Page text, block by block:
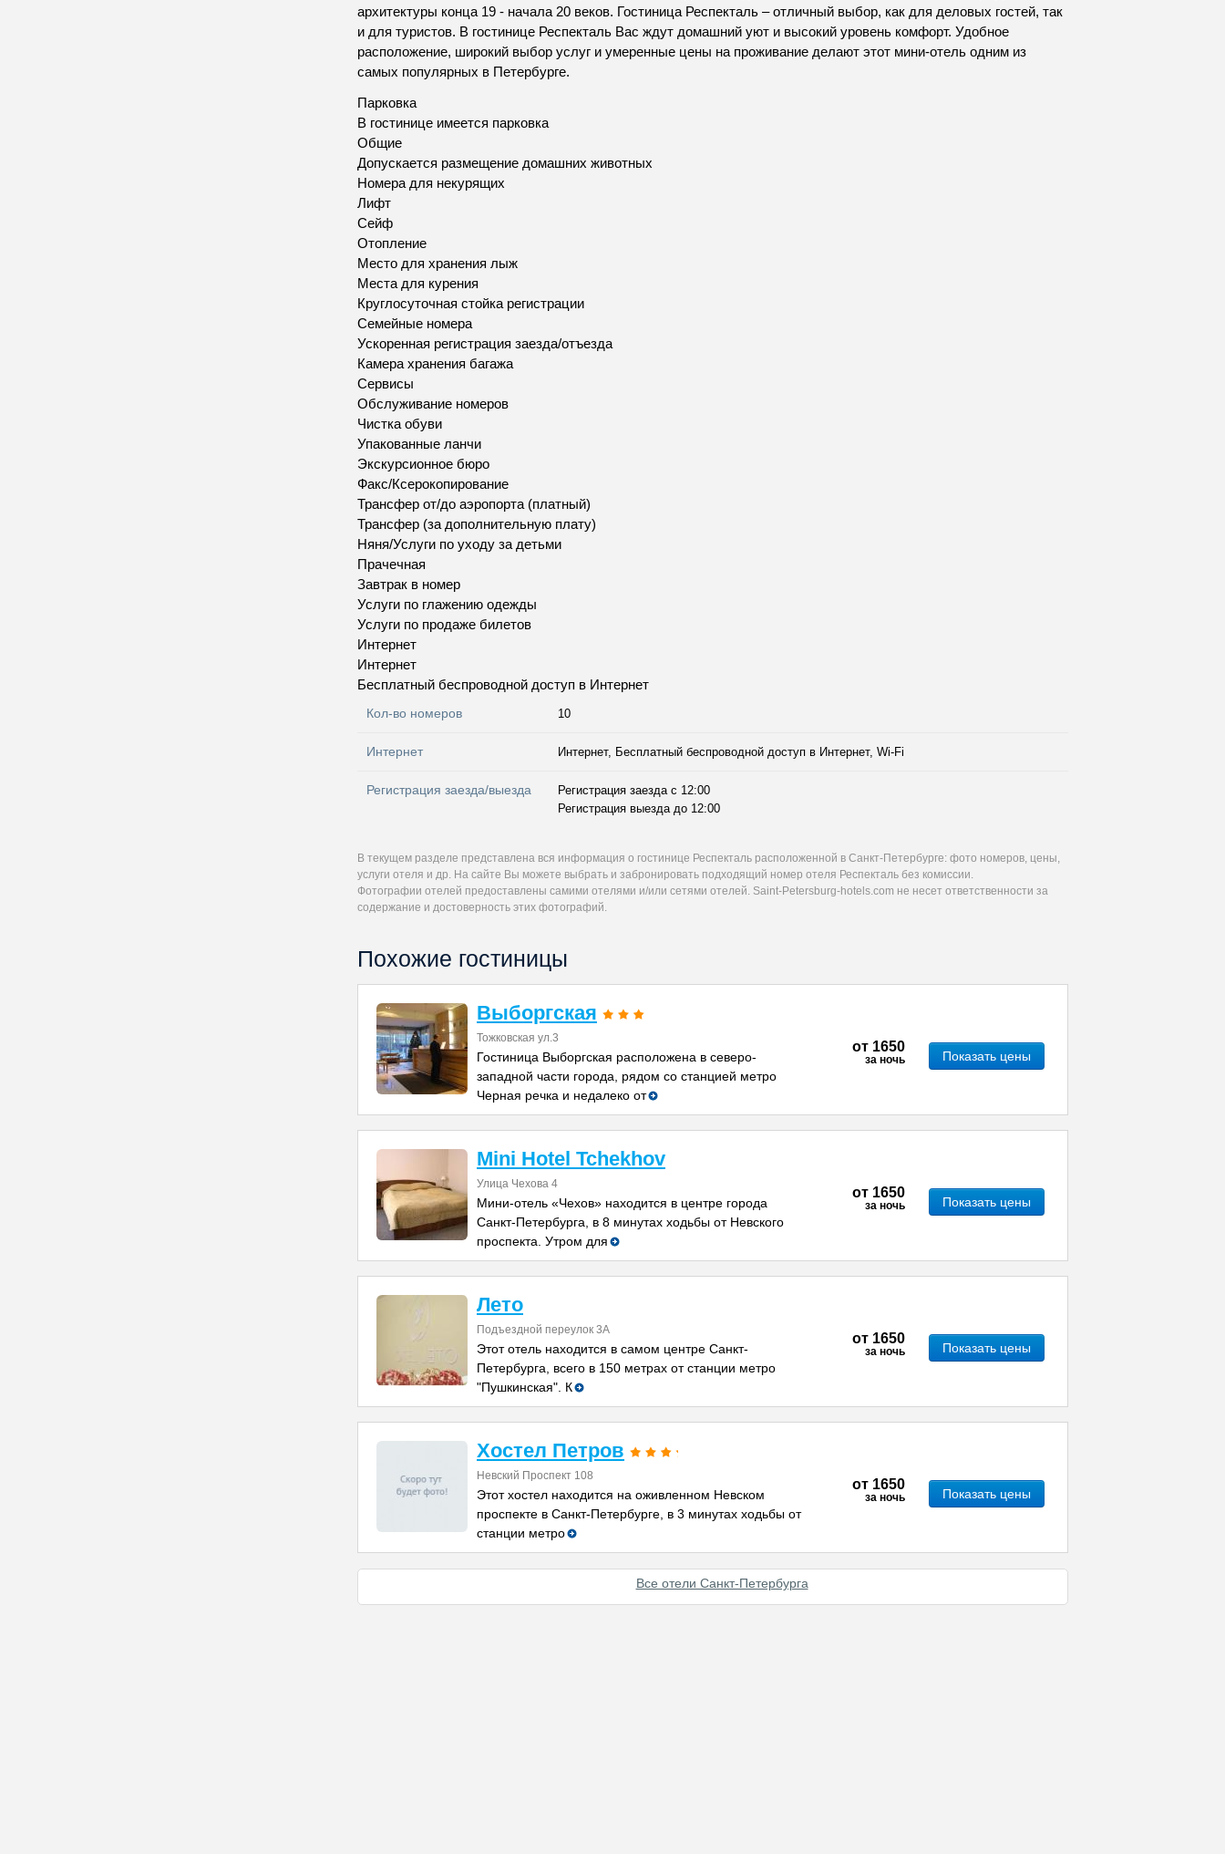
архитектуры конца 19 - начала 20 веков. Гостиница Респекталь – отличный выбор, как для деловых гостей, так
и для туристов. В гостинице Респекталь Вас ждут домашний уют и высокий уровень комфорт. Удобное
расположение, широкий выбор услуг и умеренные цены на проживание делают этот мини-отель одним из
самых популярных в Петербурге.
Парковка
В гостинице имеется парковка
Общие
Допускается размещение домашних животных
Номера для некурящих
Лифт
Сейф
Отопление
Место для хранения лыж
Места для курения
Круглосуточная стойка регистрации
Семейные номера
Ускоренная регистрация заезда/отъезда
Камера хранения багажа
Сервисы
Обслуживание номеров
Чистка обуви
Упакованные ланчи
Экскурсионное бюро
Факс/Ксерокопирование
Трансфер от/до аэропорта (платный)
Трансфер (за дополнительную плату)
Няня/Услуги по уходу за детьми
Прачечная
Завтрак в номер
Услуги по глажению одежды
Услуги по продаже билетов
Интернет
Интернет
Бесплатный беспроводной доступ в Интернет
Кол-во номеров 10
Интернет Интернет, Бесплатный беспроводной доступ в Интернет, Wi-Fi
Регистрация заезда/выезда
Регистрация заезда с 12:00
Регистрация выезда до 12:00
В текущем разделе представлена вся информация о гостинице Респекталь расположенной в Санкт-Петербурге: фото номеров, цены,
услуги отеля и др. На сайте Вы можете выбрать и забронировать подходящий номер отеля Респекталь без комиссии.
Фотографии отелей предоставлены самими отелями и/или сетями отелей. Saint-Petersburg-hotels.com не несет ответственности за
содержание и достоверность этих фотографий.
Похожие гостиницы
Выборгская
Тожковская ул.3
Гостиница Выборгская расположена в северо-
западной части города, рядом со станцией метро
Черная речка и недалеко от
от 1650
за ночь Показать цены
Mini Hotel Tchekhov
Улица Чехова 4
Мини-отель «Чехов» находится в центре города
Санкт-Петербурга, в 8 минутах ходьбы от Невского
проспекта. Утром для
от 1650
за ночь Показать цены
Лето
Подъездной переулок 3A
Этот отель находится в самом центре Санкт-
Петербурга, всего в 150 метрах от станции метро
"Пушкинская". К
от 1650
за ночь Показать цены
Хостел Петров
Невский Проспект 108
Этот хостел находится на оживленном Невском
проспекте в Санкт-Петербурге, в 3 минутах ходьбы от
станции метро
от 1650
за ночь Показать цены
Все отели Санкт-Петербурга